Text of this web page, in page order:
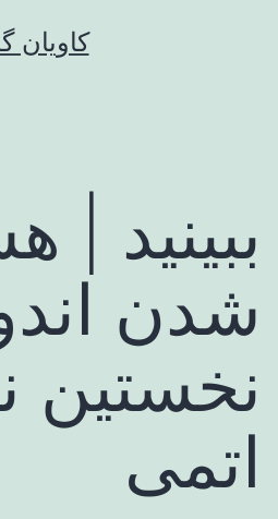
کاویان
ببینید |
شدن
نخستین
اتمی